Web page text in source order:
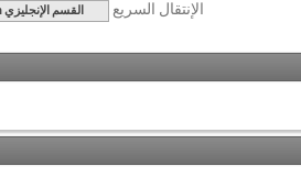
الإنتقال السريع القسم الإنجليزي English section